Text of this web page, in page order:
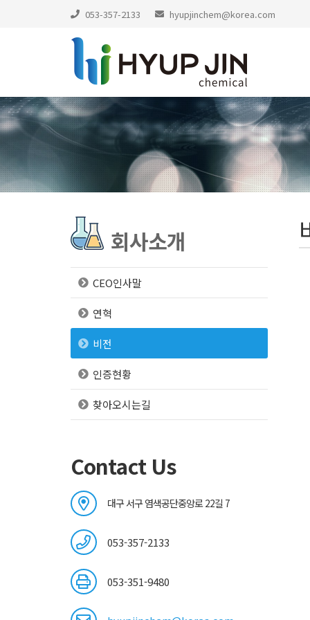
053-357-2133 hyupjinchem@korea.com
회사소개
CEO인사말
연혁
비전
인증현황
찾아오시는길
Contact Us
대구 서구 염색공단중앙로 22길 7
053-357-2133
053-351-9480